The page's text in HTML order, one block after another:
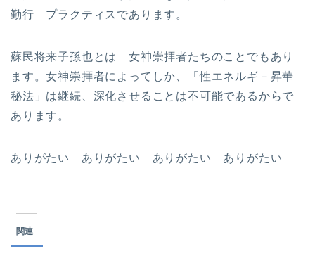
勤行 プラクティスであります。
蘇民将来子孫也とは 女神崇拝者たちのことでもあり
ます。女神崇拝者によってしか、「性エネルギ－昇華
秘法」は継続、深化させることは不可能であるからで
あります。
ありがたい ありがたい ありがたい ありがたい
関連